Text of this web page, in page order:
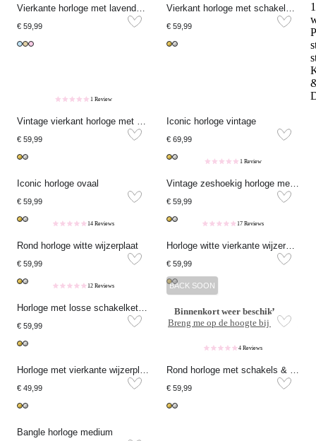
€ 59,99 € 59,99
1 Review
€ 59,99
Iconic horloge vintage
€ 69,99
Iconic horloge ovaal
€ 59,99
1 Review
€ 59,99
14 Reviews
Rond horloge witte wijzerplaat
€ 59,99
17 Reviews
€ 59,99
12 Reviews
€ 59,99
BACK SOON
Binnenkort weer beschikbaar
Breng me op de hoogte bij release
€ 49,99
4 Reviews
€ 59,99
Bangle horloge medium